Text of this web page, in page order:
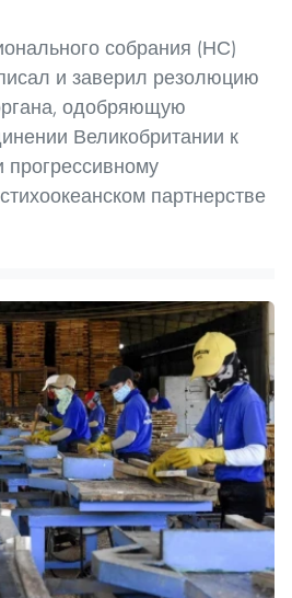
собрания (НС)
и заверил резолюцию
одобряющую
Великобритании к
партнерстве